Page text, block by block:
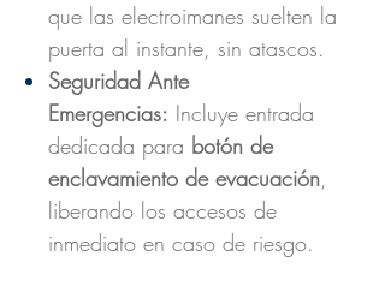
que las electroimanes suelten la
puerta al instante, sin atascos.
Seguridad Ante
Emergencias: Incluye entrada
dedicada para botón de
enclavamiento de evacuación,
liberando los accesos de
inmediato en caso de riesgo.